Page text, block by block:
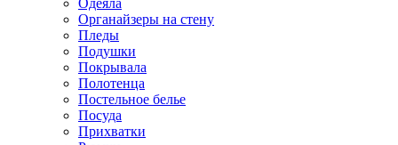
Одеяла
Органайзеры на стену
Пледы
Подушки
Покрывала
Полотенца
Постельное белье
Посуда
Прихватки